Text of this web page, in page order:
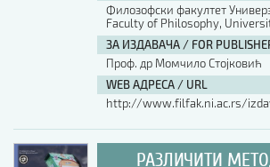
Филозофски факултет
Faculty of Philosophy,
ЗА ИЗДАВАЧА / FOR
Проф. др Момчило Стојковић
WEB АДРЕСА / URL
http://www.filfak.ni.ac.rs/
РАЗЛИЧИТИ